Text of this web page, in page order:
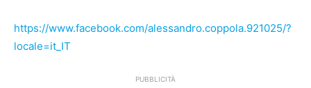
https://www.facebook.com/alessandro.coppola.921025/?
locale=it_IT
PUBBLICITÀ